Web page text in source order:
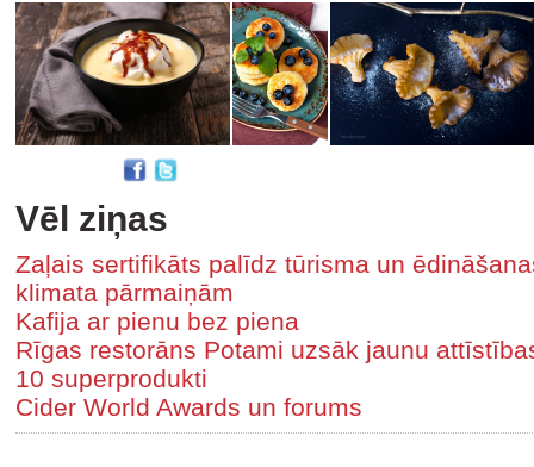
Vēl ziņas
Zaļais sertifikāts palīdz tūrisma un
klimata pārmaiņām
Kafija ar pienu bez piena
Rīgas restorāns Potami uzsāk jaunu
10 superprodukti
Cider World Awards un forums